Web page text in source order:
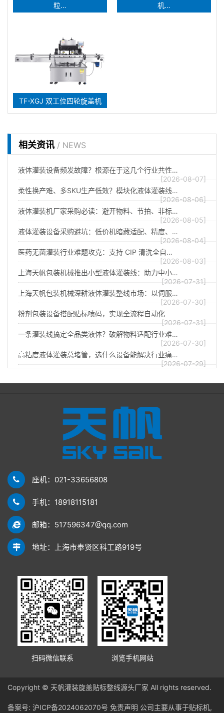
粒…
机…
TF-XGJ 双工位四轮旋盖机
相关资讯 / NEWS
液体灌装设备频发故障？根源在于这几个行业共性…
[2026-08-07]
柔性换产难、多SKU生产低效？模块化液体灌装线…
[2026-08-06]
液体灌装机厂家采购必读：避开物料、节拍、非标…
[2026-08-05]
液体灌装设备采购避坑：低价机暗藏适配、精度、…
[2026-08-04]
医药无菌灌装行业难题攻克：支持 CIP 清洗全自…
[2026-08-03]
上海天帆包装机械推出小型液体灌装线：助力中小…
[2026-07-31]
上海天帆包装机械深耕液体灌装整线市场：以伺服…
[2026-07-30]
粉剂包装设备搭配贴标喷码，实现全流程自动化
[2026-07-31]
一条灌装线搞定全品类液体？破解物料适配行业难…
[2026-07-30]
高粘度液体灌装总堵管，选什么设备能解决行业痛…
[2026-07-29]
座机：021-33656808
手机：18918115181
邮箱：517596347@qq.com
地址：上海市奉贤区科工路919号
扫码微信联系 浏览手机网站
Copyright © 天帆灌装旋盖贴标整线源头厂家 All rights reserved.
备案号: 沪ICP备2024062070号 免责声明 公司主要从事于贴标机,